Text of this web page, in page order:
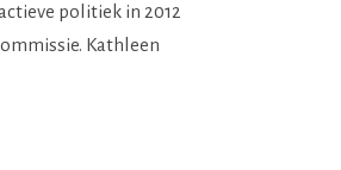
politiek in 2012
Kathleen